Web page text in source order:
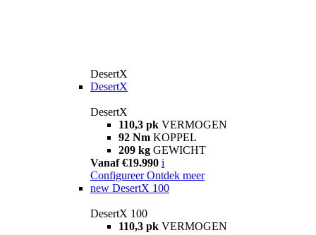
DesertX
DesertX
DesertX
110,3 pk VERMOGEN
92 Nm KOPPEL
209 kg GEWICHT
Vanaf €19.990 i
Configureer Ontdek meer
new DesertX 100
DesertX 100
110,3 pk VERMOGEN